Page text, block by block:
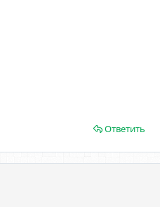
Ответить